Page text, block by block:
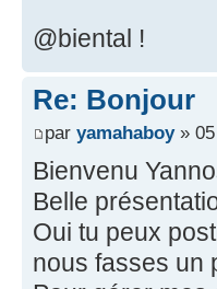
@biental !
Re: Bonjour
par yamahaboy» 05
Bienvenu
Belle
Oui tu peux
nous fasses un